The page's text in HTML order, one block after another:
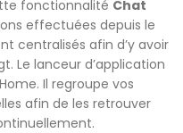
fonctionnalité Chat
effectuées depuis le
centralisés afin d’y avoir
Le lanceur d’application
Il regroupe vos
afin de les retrouver